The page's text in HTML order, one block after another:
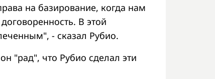
на базирование, когда нам
В этой
- сказал Рубио.
"рад", что Рубио сделал эти